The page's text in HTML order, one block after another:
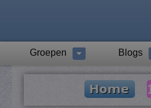
Groepen Blogs